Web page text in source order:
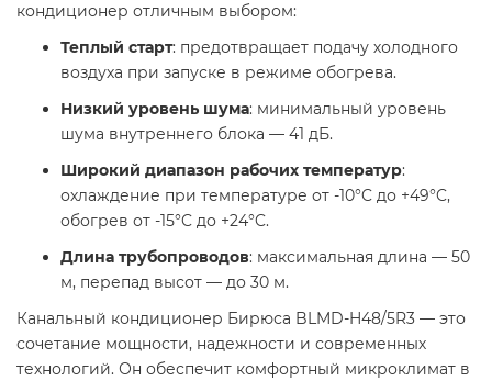
кондиционер отличным выбором:
Теплый старт: предотвращает подачу холодного
воздуха при запуске в режиме обогрева.
Низкий уровень шума: минимальный уровень
шума внутреннего блока — 41 дБ.
Широкий диапазон рабочих температур:
охлаждение при температуре от -10°C до +49°C,
обогрев от -15°C до +24°C.
Длина трубопроводов: максимальная длина — 50
м, перепад высот — до 30 м.
Канальный кондиционер Бирюса BLMD-H48/5R3 — это
сочетание мощности, надежности и современных
технологий. Он обеспечит комфортный микроклимат в